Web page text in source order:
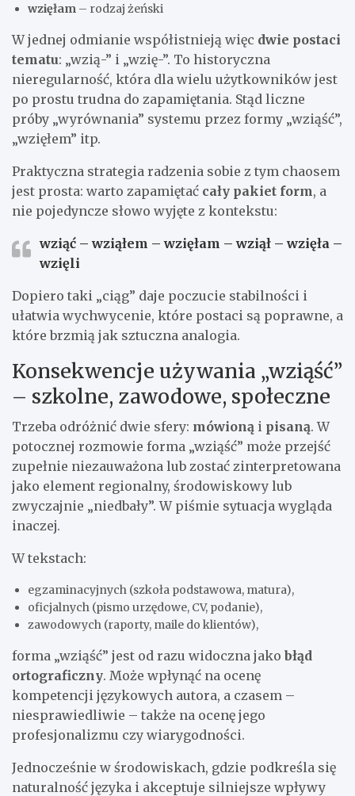
wzięłam – rodzaj żeński
W jednej odmianie współistnieją więc dwie postaci
tematu: „wzią-” i „wzię-”. To historyczna
nieregularność, która dla wielu użytkowników jest
po prostu trudna do zapamiętania. Stąd liczne
próby „wyrównania” systemu przez formy „wziąść”,
„wzięłem” itp.
Praktyczna strategia radzenia sobie z tym chaosem
jest prosta: warto zapamiętać cały pakiet form, a
nie pojedyncze słowo wyjęte z kontekstu:
wziąć – wziąłem – wzięłam – wziął – wzięła –
wzięli
Dopiero taki „ciąg” daje poczucie stabilności i
ułatwia wychwycenie, które postaci są poprawne, a
które brzmią jak sztuczna analogia.
Konsekwencje używania „wziąść”
– szkolne, zawodowe, społeczne
Trzeba odróżnić dwie sfery: mówioną i pisaną. W
potocznej rozmowie forma „wziąść” może przejść
zupełnie niezauważona lub zostać zinterpretowana
jako element regionalny, środowiskowy lub
zwyczajnie „niedbały”. W piśmie sytuacja wygląda
inaczej.
W tekstach:
egzaminacyjnych (szkoła podstawowa, matura),
oficjalnych (pismo urzędowe, CV, podanie),
zawodowych (raporty, maile do klientów),
forma „wziąść” jest od razu widoczna jako błąd
ortograficzny. Może wpłynąć na ocenę
kompetencji językowych autora, a czasem –
niesprawiedliwie – także na ocenę jego
profesjonalizmu czy wiarygodności.
Jednocześnie w środowiskach, gdzie podkreśla się
naturalność języka i akceptuje silniejsze wpływy